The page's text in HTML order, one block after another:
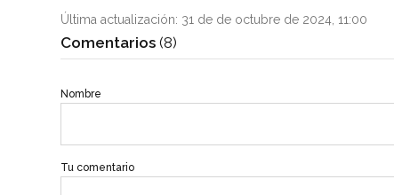
Última actualización: 31 de de octubre de 2024, 11:00
Comentarios (8)
Nombre
Tu comentario